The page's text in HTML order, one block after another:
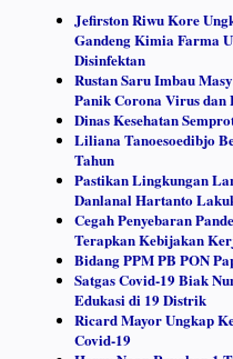
Jefirston Riwu Kore
Gandeng Kimia Farma
Disinfektan
Rustan Saru Imbau
Panik Corona Virus dan
Dinas Kesehatan
Liliana Tanoesoedibjo
Tahun
Pastikan Lingkungan
Danlanal Hartanto
Cegah Penyebaran
Terapkan Kebijakan
Bidang PPM PB PON
Satgas Covid-19 Biak
Edukasi di 19 Distrik
Ricard Mayor Ungkap
Covid-19